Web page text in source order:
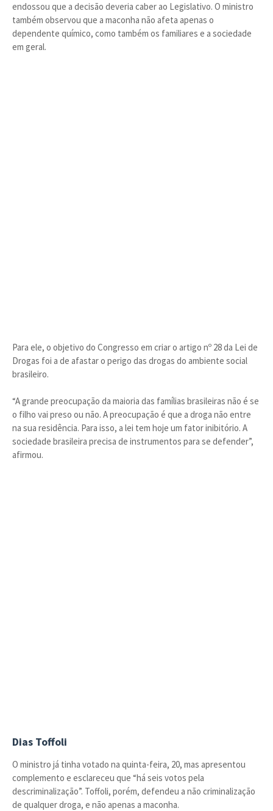
endossou que a decisão deveria caber ao Legislativo. O ministro
também observou que a maconha não afeta apenas o
dependente químico, como também os familiares e a sociedade
em geral.
Para ele, o objetivo do Congresso em criar o artigo nº 28 da Lei de
Drogas foi a de afastar o perigo das drogas do ambiente social
brasileiro.
“A grande preocupação da maioria das famílias brasileiras não é se
o filho vai preso ou não. A preocupação é que a droga não entre
na sua residência. Para isso, a lei tem hoje um fator inibitório. A
sociedade brasileira precisa de instrumentos para se defender”,
afirmou.
Dias Toffoli
O ministro já tinha votado na quinta-feira, 20, mas apresentou
complemento e esclareceu que “há seis votos pela
descriminalização”. Toffoli, porém, defendeu a não criminalização
de qualquer droga, e não apenas a maconha.